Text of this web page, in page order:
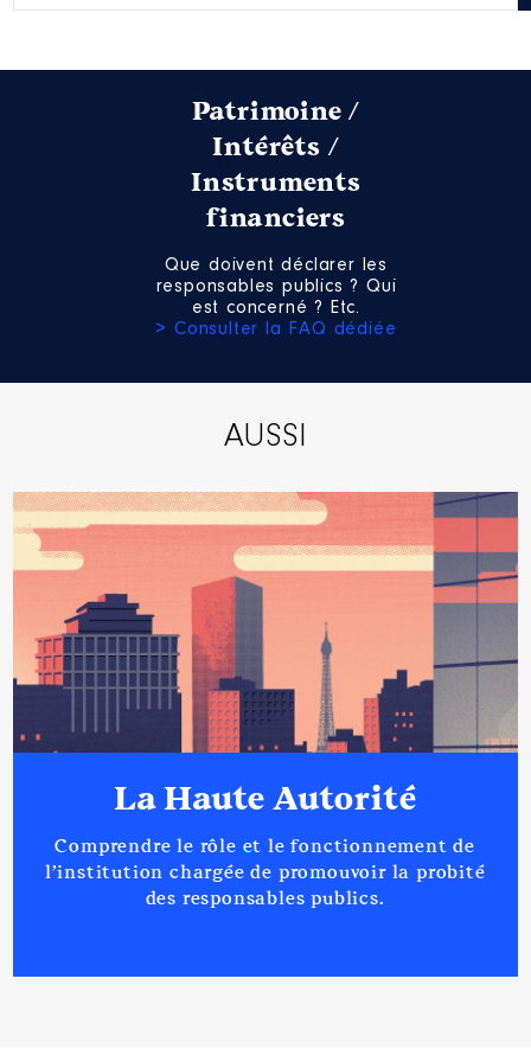
:
Année Montant Type
0 € Net
Description: Membre du Conseil
d'Administration
Commentaire : Du fait de mon
│ De : 09/2021 à
:
Montant Type
2021
Description
: Titulaire
Commentaire : Du fait de mon
Départemental
Organisme
: SPL Destination
Amnéville │ De : 09/2021 à
:
Patrimoine /
Intérêts /
Instruments
financiers
Que doivent déclarer les
responsables publics ? Qui
est concerné ? Etc.
> Consulter la FAQ dédiée
AUSSI
La Haute Autorité
Comprendre le rôle et le fonctionnement de
l’institution chargée de promouvoir la probité
des responsables publics.